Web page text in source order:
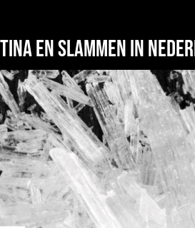
Tina en slammen in